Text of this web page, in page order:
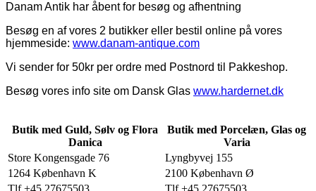
Danam Antik har åbent for besøg og afhentning
Besøg en af vores 2 butikker eller bestil online på vores
hjemmeside: www.danam-antique.com
Vi sender for 50kr per ordre med Postnord til Pakkeshop.
Besøg vores info site om Dansk Glas www.hardernet.dk
Butik med Guld, Sølv og Flora
Danica
Butik med Porcelæn, Glas og
Varia
Store Kongensgade 76
Lyngbyvej 155
1264 København K
2100 København Ø